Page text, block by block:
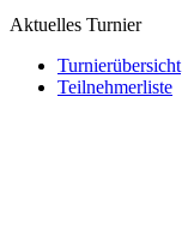
Aktuelles Turnier
Turnierübersicht
Teilnehmerliste